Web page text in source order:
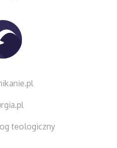
teologiczny